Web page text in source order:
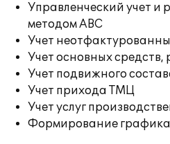
Управленческий учет и
методом ABC
Учет
Учет основных
Учет подвижного
Учет прихода ТМЦ
Учет услуг
Формирование